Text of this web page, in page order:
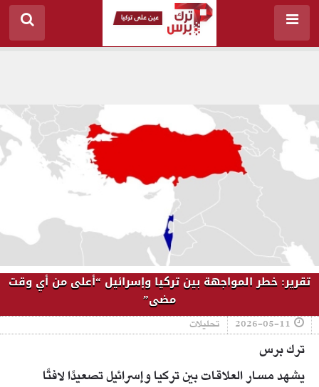
تقرير: خطر المواجهة بين تركيا وإسرائيل “أعلى من أي وقت
مضى”
2026-05-11 تحليلات
ترك برس
يشهد مسار العلاقات بين تركيا وإسرائيل تصعيدًا لافتًا